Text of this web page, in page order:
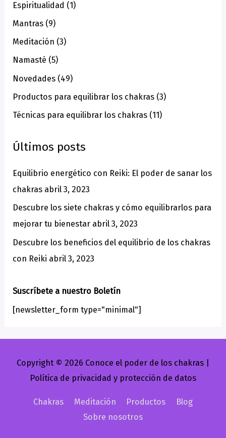
p
o
r
:
Espiritualidad (1)
Mantras (9)
Meditación (3)
Namasté (5)
Novedades (49)
Productos para equilibrar los chakras (3)
Técnicas para equilibrar los chakras (11)
Últimos posts
Equilibrio energético con Reiki: El poder de sanar los
chakras abril 3, 2023
Descubre los siete chakras y cómo equilibrarlos para
mejorar tu bienestar abril 3, 2023
Descubre los beneficios del equilibrio de los chakras
con Reiki abril 3, 2023
Suscríbete a nuestro Boletín
[newsletter_form type="minimal"]
Copyright © 2026 Conoce el poder de los chakras
Política de privacidad y protección de datos
Chakras Meditación Productos
Blog
Sobre nosotros